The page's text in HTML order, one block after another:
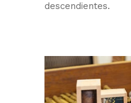
descendientes.